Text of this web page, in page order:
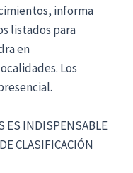
informa
listados para
en
Los
ES INDISPENSABLE
CLASIFICACIÓN